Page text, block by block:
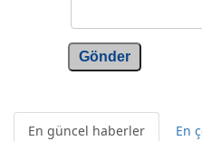
Gönder
En güncel haberler En